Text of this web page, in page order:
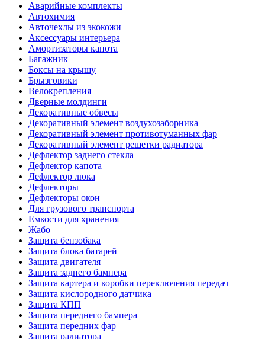
Аварийные комплекты
Автохимия
Авточехлы из экокожи
Аксессуары интерьера
Амортизаторы капота
Багажник
Боксы на крышу
Брызговики
Велокрепления
Дверные молдинги
Декоративные обвесы
Декоративный элемент воздухозаборника
Декоративный элемент противотуманных фар
Декоративный элемент решетки радиатора
Дефлектор заднего стекла
Дефлектор капота
Дефлектор люка
Дефлекторы
Дефлекторы окон
Для грузового транспорта
Емкости для хранения
Жабо
Защита бензобака
Защита блока батарей
Защита двигателя
Защита заднего бампера
Защита картера и коробки переключения передач
Защита кислородного датчика
Защита КПП
Защита переднего бампера
Защита передних фар
Защита радиатора